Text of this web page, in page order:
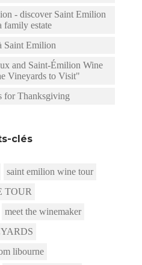
- discover Saint Emilion
family estate
Saint Emilion
and Saint-Émilion Wine
Vineyards to Visit"
for Thanksgiving
clés
saint emilion wine tour
TOUR
meet the winemaker
libourne